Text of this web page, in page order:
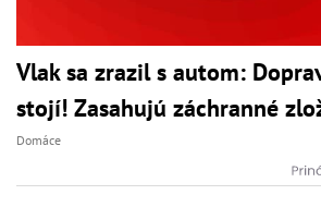
Vlak sa zrazil s autom:
stojí! Zasahujú záchranné
Domáce